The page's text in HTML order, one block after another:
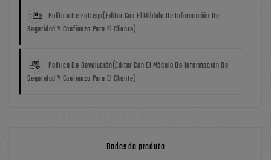
Política De Entrega(editar Con El Módulo De Información De
Seguridad Y Confianza Para El Cliente)
Política De Devolución(editar Con El Módulo De Información De
Seguridad Y Confianza Para El Cliente)
Dados do produto